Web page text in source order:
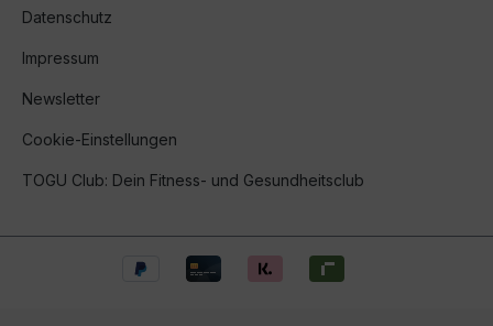
Datenschutz
Impressum
Newsletter
Cookie-Einstellungen
TOGU Club: Dein Fitness- und Gesundheitsclub